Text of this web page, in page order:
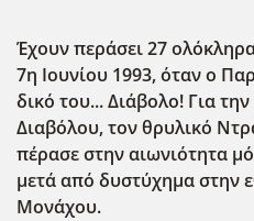
Έχουν περάσει 27
7η Ιουνίου 1993, όταν ο
δικό του... Διάβολο! Για
Διαβόλου, τον θρυλικό
πέρασε στην αιωνιότητα
μετά από δυστύχημα στην
Μονάχου.